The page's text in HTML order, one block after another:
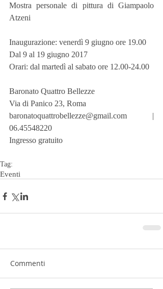
Mostra personale di pittura di Giampaolo
Atzeni
Inaugurazione: venerdì 9 giugno ore 19.00
Dal 9 al 19 giugno 2017
Orari: dal martedì al sabato ore 12.00-24.00
Baronato Quattro Bellezze
Via di Panico 23, Roma
baronatoquattrobellezze@gmail.com |
06.45548220
Ingresso gratuito
Tag:
Eventi
Commenti